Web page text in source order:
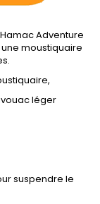
Adventure
moustiquaire
léger
suspendre le